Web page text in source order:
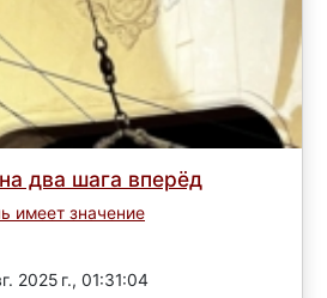
два шага вперёд
имеет значение
2025 г., 01:31:04